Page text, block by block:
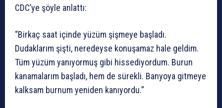
CDC’ye şöyle anlattı:
“Birkaç saat içinde yüzüm şişmeye başladı.
Dudaklarım şişti, neredeyse konuşamaz hale geldim.
Tüm yüzüm yanıyormuş gibi hissediyordum. Burun
kanamalarım başladı, hem de sürekli. Banyoya gitmeye
kalksam burnum yeniden kanıyordu.”